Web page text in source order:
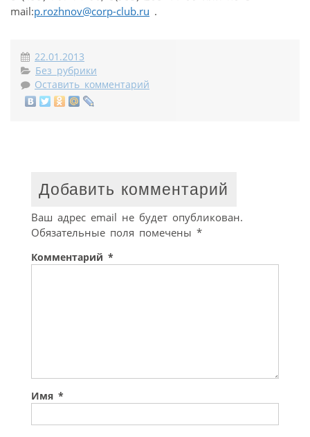
mail:p.rozhnov@corp-club.ru .
22.01.2013
Без рубрики
Оставить комментарий
Добавить комментарий
Ваш адрес email не будет опубликован.
Обязательные поля помечены *
Комментарий *
Имя *